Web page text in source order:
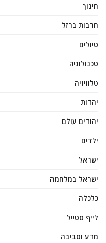
חינוך
חרבות ברזל
טיולים
טכנולוגיה
טלוויזיה
יהדות
יהודים עולם
ילדים
ישראל
ישראל במלחמה
כלכלה
לייף סטייל
מדע וסביבה